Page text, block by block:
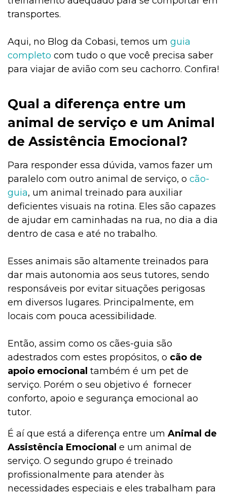
transportes.
Aqui, no Blog da Cobasi, temos um guia
completo com tudo o que você precisa saber
para viajar de avião com seu cachorro. Confira!
Qual a diferença entre um
animal de serviço e um Animal
de Assistência Emocional?
Para responder essa dúvida, vamos fazer um
paralelo com outro animal de serviço, o cão-
guia, um animal treinado para auxiliar
deficientes visuais na rotina. Eles são capazes
de ajudar em caminhadas na rua, no dia a dia
dentro de casa e até no trabalho.
Esses animais são altamente treinados para
dar mais autonomia aos seus tutores, sendo
responsáveis por evitar situações perigosas
em diversos lugares. Principalmente, em
locais com pouca acessibilidade.
Então, assim como os cães-guia são
adestrados com estes propósitos, o cão de
apoio emocional também é um pet de
serviço. Porém o seu objetivo é fornecer
conforto, apoio e segurança emocional ao
tutor.
É aí que está a diferença entre um Animal de
Assistência Emocional e um animal de
serviço. O segundo grupo é treinado
profissionalmente para atender às
necessidades especiais e eles trabalham para